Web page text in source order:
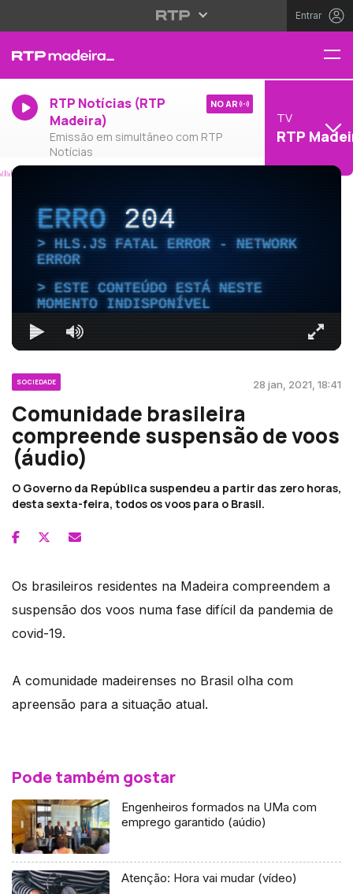
Entrar
RTP Notícias (RTP
Madeira)
Emissão em simultâneo com RTP
Notícias
NO AR
TV
RTP
ERRO204
HLS.JS FATAL ERROR - NETWORK
ERROR
ESTE CONTEÚDO ESTÁ NESTE
MOMENTO INDISPONÍVEL
SOCIEDADE 28 jan, 2021, 18:41
Comunidade brasileira
compreende suspensão de voos
(áudio)
O Governo da República suspendeu a partir das zero horas,
desta sexta-feira, todos os voos para o Brasil.
Os brasileiros residentes na Madeira compreendem a
suspensão dos voos numa fase difícil da pandemia de
covid-19.
A comunidade madeirenses no Brasil olha com
apreensão para a situação atual.
Pode também gostar
Engenheiros formados na UMa com
emprego garantido (aúdio)
Atenção: Hora vai mudar (vídeo)